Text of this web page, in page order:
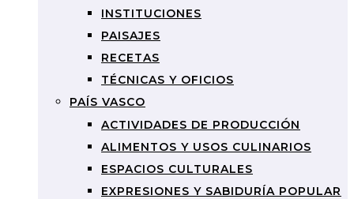
INSTITUCIONES
PAISAJES
RECETAS
TÉCNICAS Y OFICIOS
PAÍS VASCO
ACTIVIDADES DE PRODUCCIÓN
ALIMENTOS Y USOS CULINARIOS
ESPACIOS CULTURALES
EXPRESIONES Y SABIDURÍA POPULAR